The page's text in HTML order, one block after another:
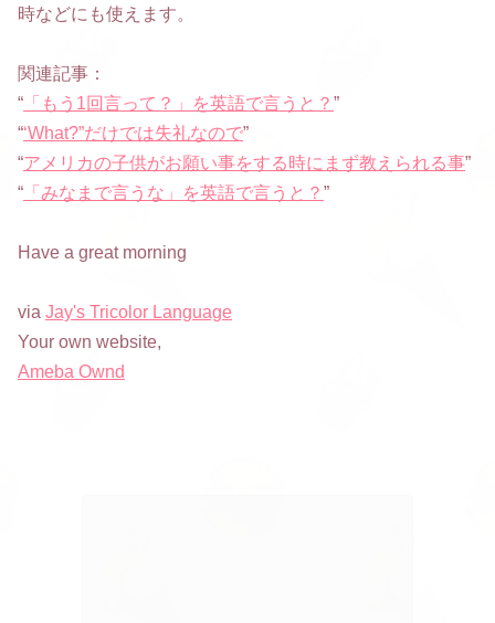
時などにも使えます。
関連記事：
“ 「もう1回言って？」を英語で言うと？ ”
“‘What?”だけでは失礼なので”
“アメリカの子供がお願い事をする時にまず教えられる事”
“ 「みなまで言うな」を英語で言うと？ ”
Have a great morning
via Jay's Tricolor Language
Your own website,
Ameba Ownd